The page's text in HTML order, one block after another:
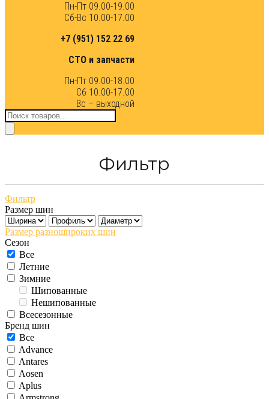
Пн-Пт 09.00-19.00
Сб-Вс 10.00-17.00
+7 (951) 152 22 69
СТО и запчасти
Пн-Пт 09.00-18.00
Сб 10.00-17.00
Вс – выходной
Поиск
товаров
Фильтр
Фильтр
Размер шин
Размер разношироких шин
Сезон
Все
Летние
Зимние
Шипованные
Нешипованные
Всесезонные
Бренд шин
Все
Advance
Antares
Aosen
Aplus